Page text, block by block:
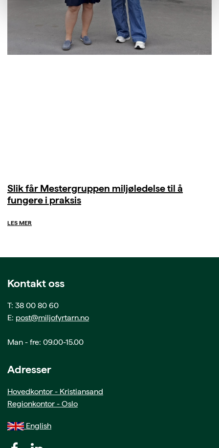
Slik får Mestergruppen miljøledelse til å
fungere i praksis
LES MER
Kontakt oss
T: 38 00 80 60
E: post@miljofyrtarn.no
Man - fre: 09.00-15.00
Adresser
Hovedkontor - Kristiansand
Regionkontor - Oslo
English